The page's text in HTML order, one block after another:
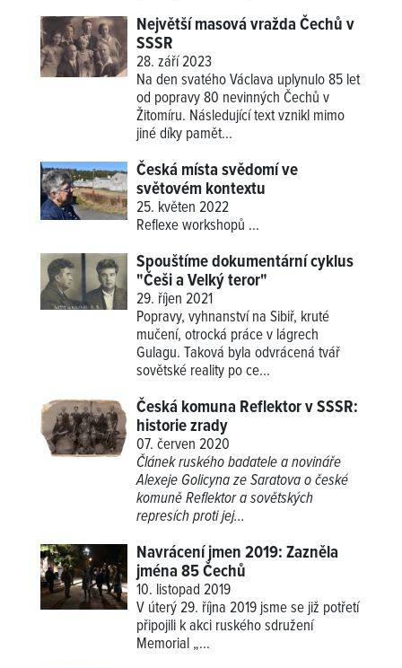
Největší masová vražda Čechů v
SSSR
28. září 2023
Na den svatého Václava uplynulo 85 let
od popravy 80 nevinných Čechů v
Žitomíru. Následující text vznikl mimo
jiné díky pamět...
Česká místa svědomí ve
světovém kontextu
25. květen 2022
Reflexe workshopů ...
Spouštíme dokumentární cyklus
"Češi a Velký teror"
29. říjen 2021
Popravy, vyhnanství na Sibiř, kruté
mučení, otrocká práce v lágrech
Gulagu. Taková byla odvrácená tvář
sovětské reality po ce...
Česká komuna Reflektor v SSSR:
historie zrady
07. červen 2020
Článek ruského badatele a novináře
Alexeje Golicyna ze Saratova o české
komuně Reflektor a sovětských
represích proti jej...
Navrácení jmen 2019: Zazněla
jména 85 Čechů
10. listopad 2019
V úterý 29. října 2019 jsme se již potřetí
připojili k akci ruského sdružení
Memorial „...